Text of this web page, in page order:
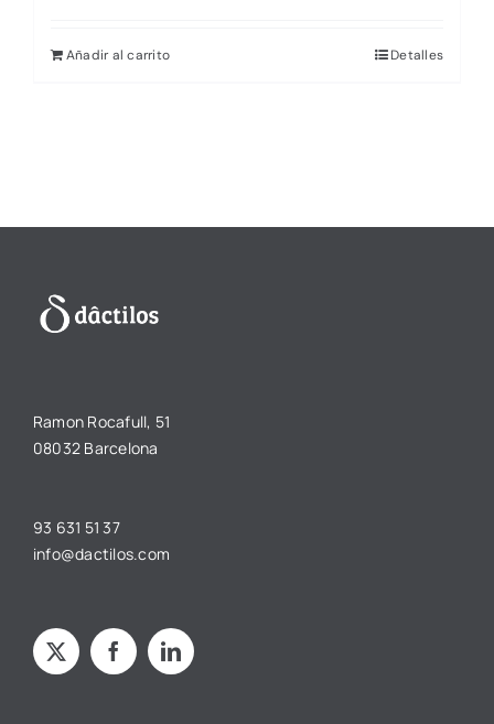
Añadir al carrito Detalles
Ramon Rocafull, 51
08032 Barcelona
93 631 51 37
info@dactilos.com